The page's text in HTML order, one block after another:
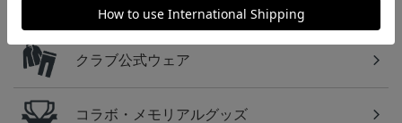
クラブ公式ウェア
コラボ・メモリアルグッズ